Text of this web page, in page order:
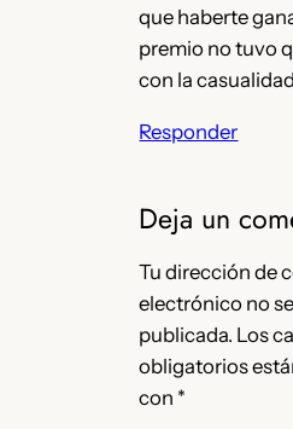
que haberte
premio no tuvo
con la
Responder
Deja un
Tu dirección de
electrónico no
publicada. Los
obligatorios
con *